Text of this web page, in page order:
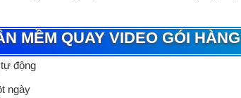
MỀM QUAY VIDEO GÓI HÀNG
động
ngày